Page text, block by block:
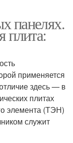
панелях.
плита:
применяется
здесь — в
плитах
элемента (ТЭН)
служит